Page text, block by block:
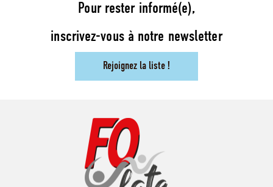
Pour rester informé(e),
inscrivez-vous à notre newsletter
Rejoignez la liste !